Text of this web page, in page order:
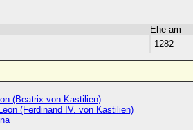
Ehe am
1282
(Beatrix von Kastilien)
(Ferdinand IV. von Kastilien)